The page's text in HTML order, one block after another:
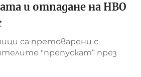
и отпадане на НВО
са претоварени с
"препускат“ през